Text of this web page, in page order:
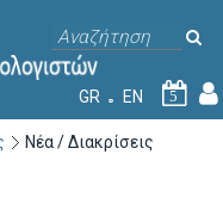
GR EN 5
Νέα / Διακρίσεις